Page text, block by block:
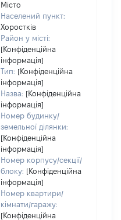
Місто
Населений пункт:
Хоростків
Район у місті:
[Конфіденційна
інформація]
Тип: [Конфіденційна
інформація]
Назва: [Конфіденційна
інформація]
Номер будинку/
земельної ділянки:
[Конфіденційна
інформація]
Номер корпусу/секції/
блоку: [Конфіденційна
інформація]
Номер квартири/
кімнати/гаражу:
[Конфіденційна